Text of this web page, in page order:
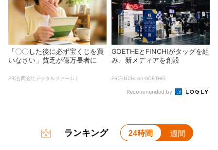
「〇〇した後に必ず宝くじを買
いなさい」貧乏が億万長者に
PR(合同会社デジタルファーム )
GOETHEとFINCHIがタッグを組
み、新メディアを創設
PR(FINCHI on GOETHE)
Recommended by
ランキング 24時間 週間